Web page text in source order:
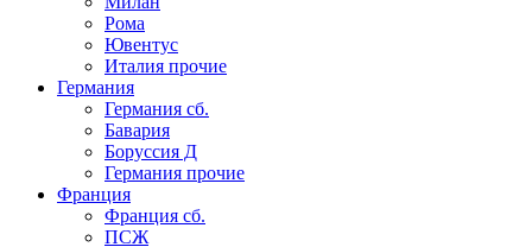
Рома
Ювентус
Италия прочие
Германия
Германия сб.
Бавария
Боруссия Д
Германия прочие
Франция
Франция сб.
ПСЖ